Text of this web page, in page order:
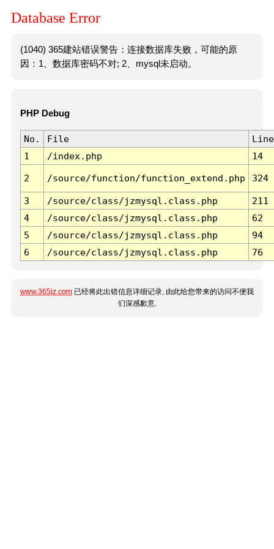
Database Error
(1040) 365建站错误警告：连接数据库失败，可能的原
因：1、数据库密码不对; 2、mysql未启动。
PHP Debug
No. File
Line
1
/index.php 14
2 /source/function/function_extend.php 324
3 /source/class/jzmysql.class.php
211
4
/source/class/jzmysql.class.php
62
5
/source/class/jzmysql.class.php
94
6
/source/class/jzmysql.class.php 76
www.365jz.com 已经将此出错信息详细记录, 由此给您带来的访问不便我
们深感歉意.